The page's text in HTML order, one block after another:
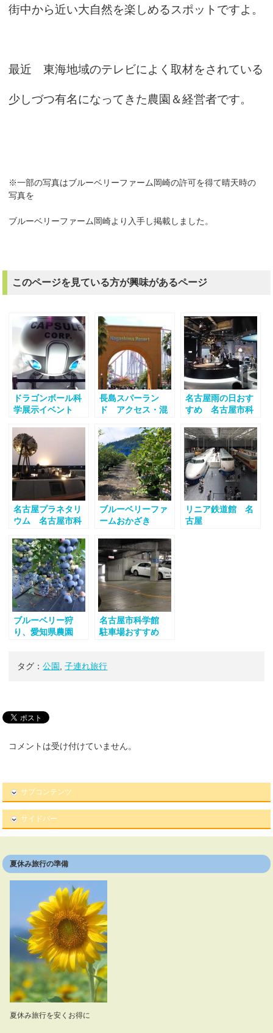
街中から近い大自然を楽しめるスポットですよ。
最近 東海地域のテレビによく取材をされている
少しづつ有名になってきた農園＆経営者です。
※一部の写真はブルーベリーファーム岡崎の許可を得て晴天時の
写真を
ブルーベリーファーム岡崎より入手し掲載しました。
このページを見ている方が興味があるページ
ドラゴンボール科
学展示イベント
長島スパーラン
ド アクセス・混
名古屋雨の日おす
すめ 名古屋市科
名古屋プラネタリ
ウム 名古屋市科
ブルーベリーファ
ームおかざき
リニア鉄道館 名
古屋
ブルーベリー狩
り、愛知県農園
名古屋市科学館
駐車場おすすめ
タグ：公園,子連れ旅行
コメントは受け付けていません。
サブコンテンツ
サイドバー
夏休み旅行の準備
夏休み旅行を安くお得に